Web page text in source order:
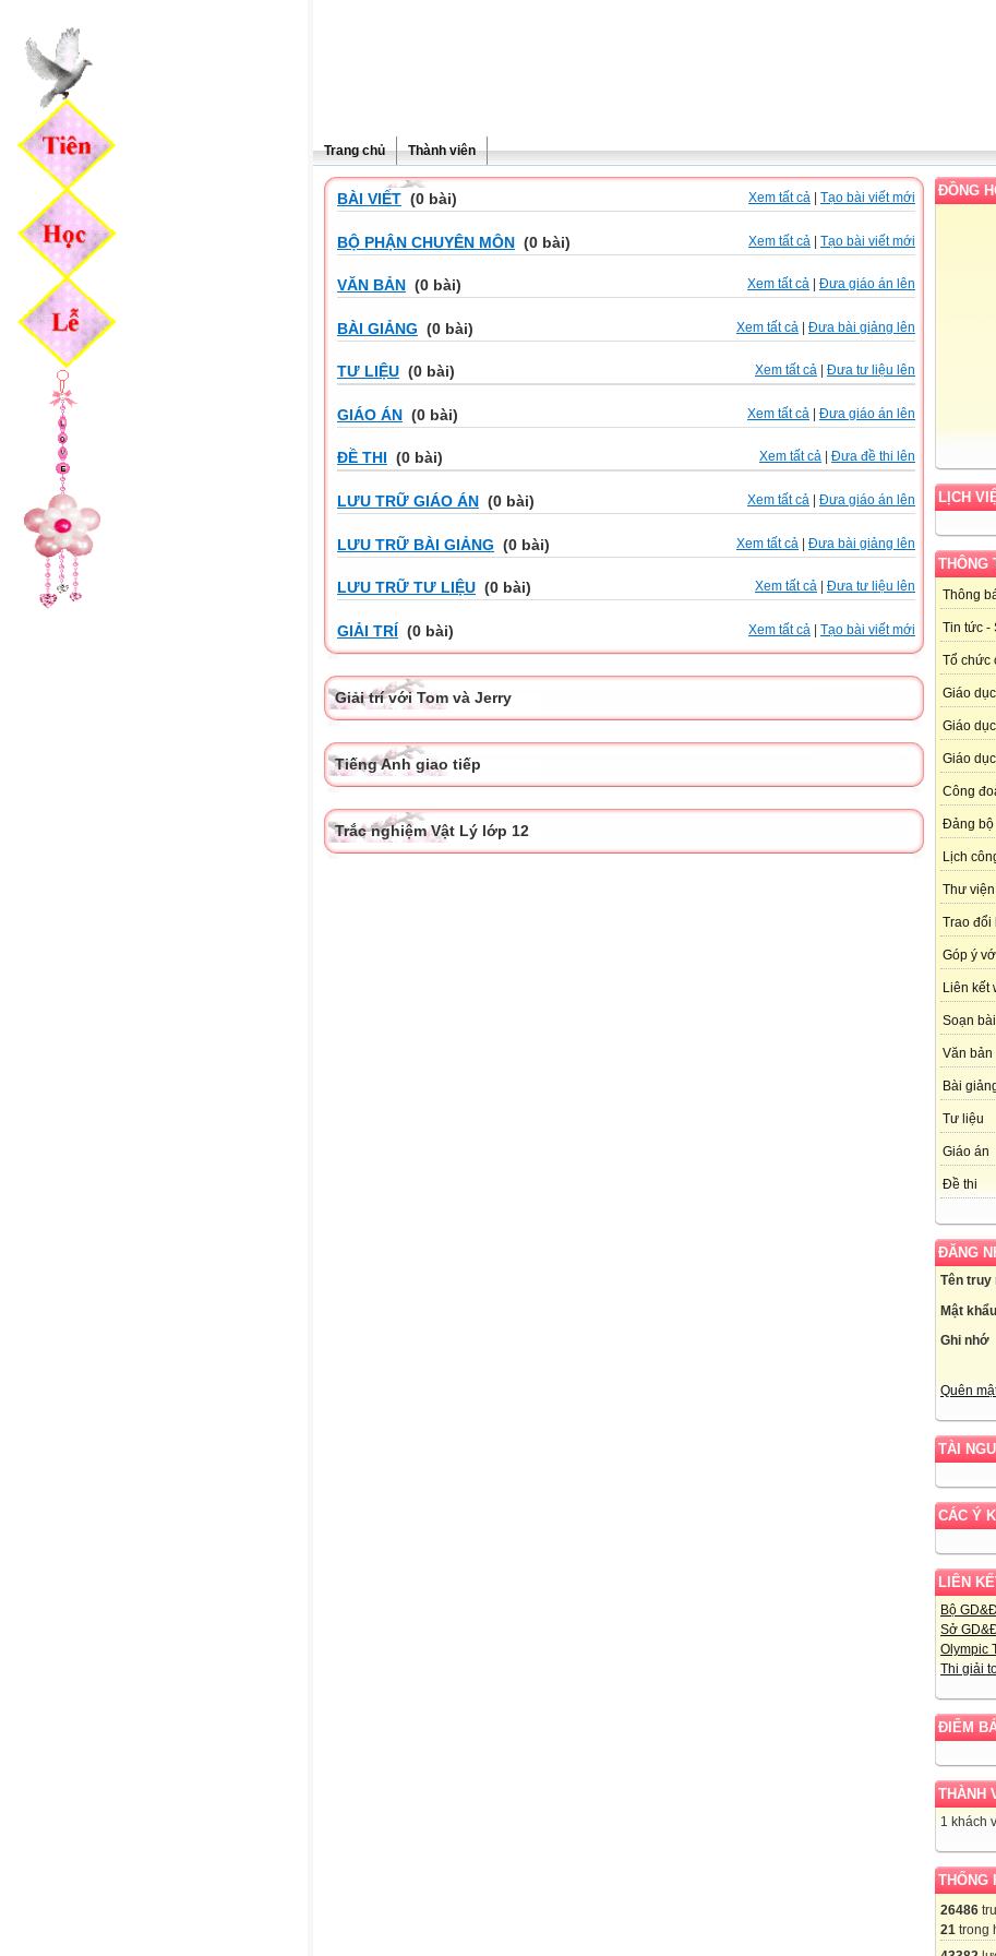
Trang chủ Thành viên
ĐỒNG
LỊCH
THÔNG
Thông
Tin tức -
Tổ chức
Giáo
Giáo
Giáo
Công
Đảng bộ
Lịch
Thư
Trao đổi
Góp ý
Liên kết
Soạn
Văn bản
Bài
Tư liệu
Giáo án
Đề thi
ĐĂNG
Tên truy
Mật khẩu
Ghi nhớ
Quên
TÀI
CÁC Ý
LIÊN
Bộ
Sở
Olympic
Thi giải
ĐIỂM
THÀNH
1 khách
THỐNG
26486
21 trong
Xem tất cả Tạo bài viết mới
BÀI VIẾT (0 bài)
Xem tất cả | Tạo bài viết mới
BỘ PHẬN CHUYÊN MÔN (0 bài)
Xem tất cả Đưa giáo án lên
VĂN BẢN (0 bài)
Xem tất cả | Đưa bài giảng lên
BÀI GIẢNG (0 bài)
Xem tất cả Đưa tư liệu lên
TƯ LIỆU (0 bài)
Xem tất cả | Đưa giáo án lên
GIÁO ÁN (0 bài)
Xem tất cả Đưa đề thi lên
ĐỀ THI (0 bài)
Xem tất cả Đưa giáo án lên
LƯU TRỮ GIÁO ÁN (0 bài)
Xem tất cả | Đưa bài giảng lên
LƯU TRỮ BÀI GIẢNG (0 bài)
Xem tất cả Đưa tư liệu lên
LƯU TRỮ TƯ LIỆU (0 bài)
Xem tất cả | Tạo bài viết mới
GIẢI TRÍ (0 bài)
Giải trí với Tom và Jerry
Tiếng Anh giao tiếp
Trắc nghiệm Vật Lý lớp 12